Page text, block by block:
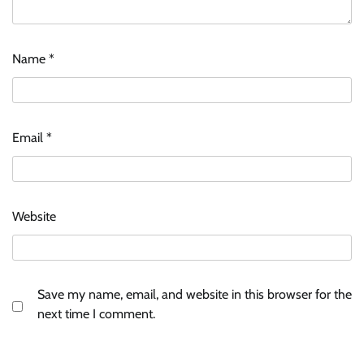
Name *
Email *
Website
Save my name, email, and website in this browser for the
next time I comment.